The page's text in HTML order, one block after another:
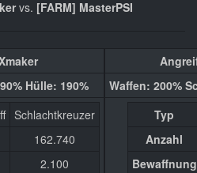
vs. [FARM] MasterPSI
Hülle: 190%
Schlachtkreuzer
162.740
2.100
Waffen: 200%
Typ
Anzahl
Bewaffnung